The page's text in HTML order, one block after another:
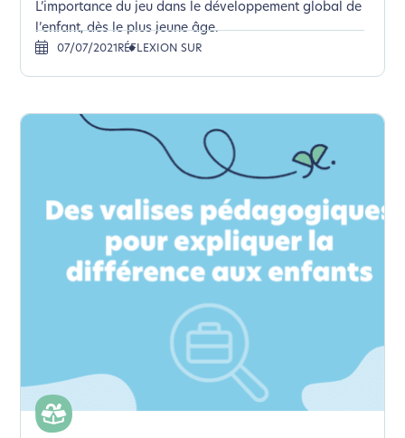
L’importance du jeu dans le développement global de
l’enfant, dès le plus jeune âge.
07/07/2021 RÉFLEXION SUR